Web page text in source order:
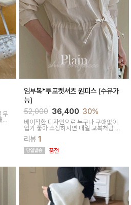
무
임부복*투포켓셔츠 원피스 (수유가
능)
52,000 36,400 30%
베이직한 디자인으로 누구나 구애없이
입기 좋아 소장하시면 매일 교복처럼 입
게될 아이템이에요
리뷰 1
품절